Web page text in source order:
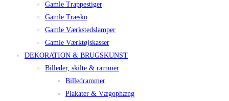
Gamle Trappestiger
Gamle Træsko
Gamle Værkstedslamper
Gamle Værktøjskasser
DEKORATION & BRUGSKUNST
Billeder, skilte & rammer
Billedrammer
Plakater & Vægophæng